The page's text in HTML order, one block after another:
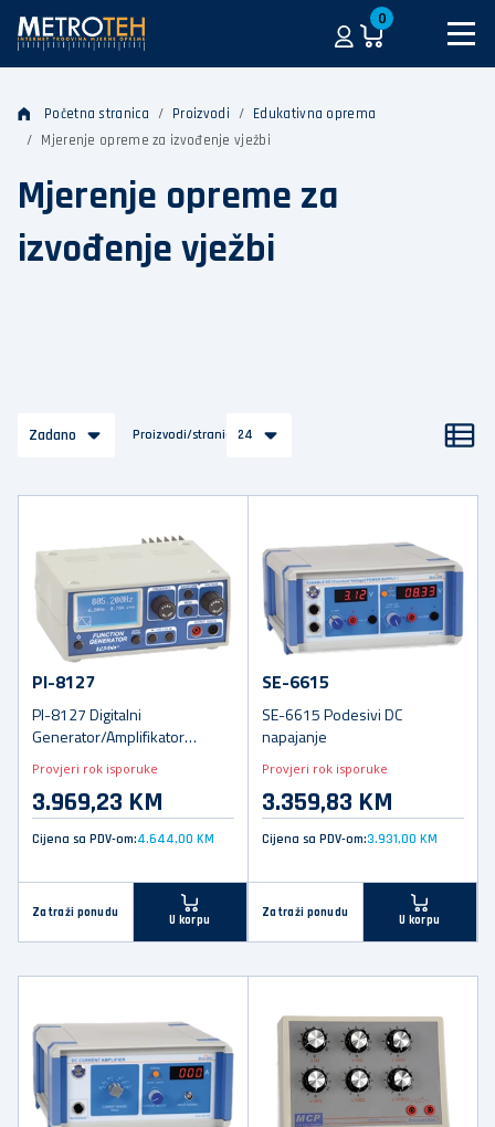
0
Početna stranica Proizvodi
Edukativna oprema
Mjerenje opreme za izvođenje vježbi
Mjerenje opreme za
izvođenje vježbi
Zadano Proizvodi/stranica24
PI-8127
PI-8127 Digitalni
Generator/Amplifikator
funkcija
Provjeri rok isporuke
3.969,23 KM
Cijena sa PDV-om:4.644,00 KM
Zatraži ponudu
U korpu
SE-6615
SE-6615 Podesivi DC
napajanje
Provjeri rok isporuke
3.359,83 KM
Cijena sa PDV-om:3.931,00 KM
Zatraži ponudu
U korpu